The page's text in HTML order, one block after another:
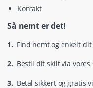
Kontakt
Så nemt er det!
1. Find nemt og enkelt
2. Bestil dit skilt via
3. Betal sikkert og gratis